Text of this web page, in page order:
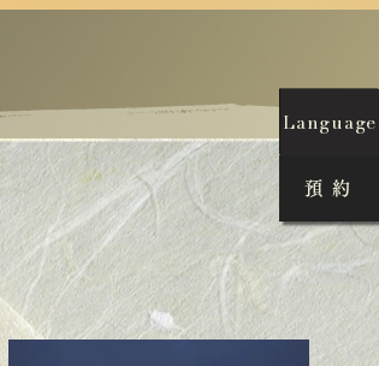
Language
預 約